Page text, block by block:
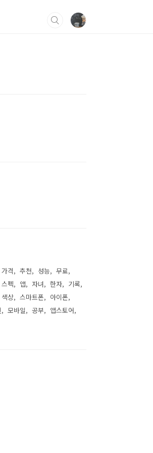
가격 추천 성능
무료
스펙 앱 자녀 한자
기록
색상 스마트폰
아이폰
모바일 공부
앱스토어